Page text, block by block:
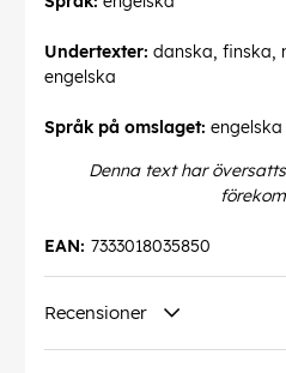
Undertexter: danska, finska,
engelska
Språk på omslaget: engelska
Denna text har
7333018035850
EAN:
Recensioner